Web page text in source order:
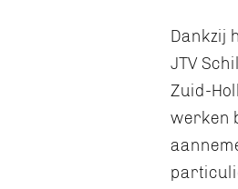
Dankzij
JTV
Zuid-
werken